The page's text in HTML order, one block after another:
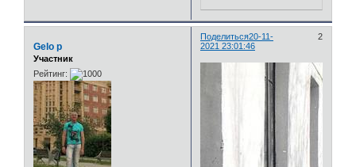
Поделиться 2
20-11-
2021 23:01:46
Gelo p
Участник
Рейтинг: